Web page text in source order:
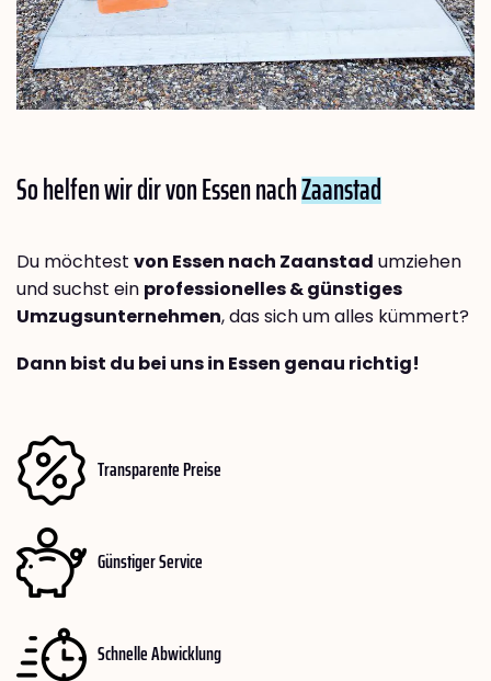
So helfen wir dir von Essen nachZaanstad
Du möchtest von Essen nach Zaanstad umziehen
und suchst ein professionelles & günstiges
Umzugsunternehmen, das sich um alles kümmert?
Dann bist du bei uns in Essen genau richtig!
Transparente Preise
Günstiger Service
Schnelle Abwicklung